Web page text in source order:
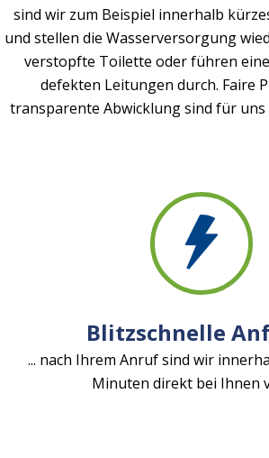
sind wir zum Beispiel innerhalb
und stellen die Wasserversorgung
verstopfte Toilette oder führen
defekten Leitungen durch. Faire
transparente Abwicklung sind für uns
Blitzschnelle
... nach Ihrem Anruf sind wir
Minuten direkt bei Ihnen